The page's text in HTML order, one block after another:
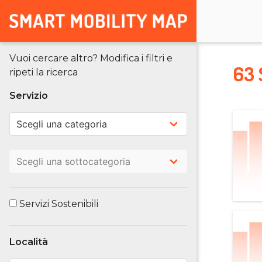
Vuoi cercare altro? Modifica i filtri e
ripeti la ricerca
Servizio
Servizi Sostenibili
Località
63